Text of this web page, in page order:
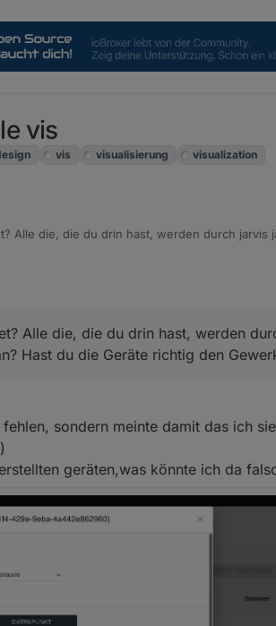
vis
vis visualisierung
visualization
Alle die, die du drin hast, werden durch jarvis
Alle die, die du drin hast, werden
Hast du die Geräte richtig den
sondern meinte damit das ich
geräten,was könnte ich da